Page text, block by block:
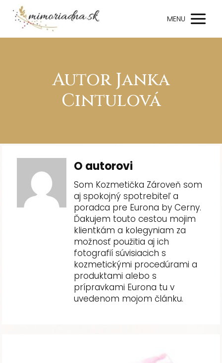
MENU
Autor Janka
Cintulová
O autorovi
Som Kozmetička Zároveň som
aj spokojný spotrebiteľ a
poradca pre Eurona by Cerny.
Ďakujem touto cestou mojim
klientkám a kolegyniam za
možnosť použitia aj ich
fotografií súvisiacich s
kozmetickými procedúrami a
produktami alebo s
prípravkami Eurona tu v
uvedenom mojom článku.